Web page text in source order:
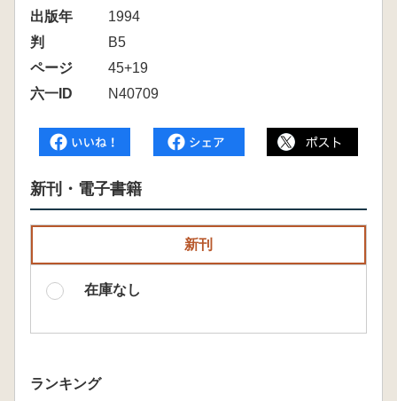
出版年
1994
判
B5
ページ
45+19
六一ID
N40709
新刊・電子書籍
新刊
在庫なし
ランキング